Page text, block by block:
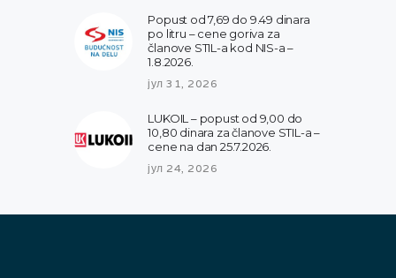
Popust od 7,69 do 9.49 dinara
po litru – cene goriva za
članove STIL-a kod NIS-a –
1.8.2026.
јул 31, 2026
LUKOIL – popust od 9,00 do
10,80 dinara za članove STIL-a –
cene na dan 25.7.2026.
јул 24, 2026